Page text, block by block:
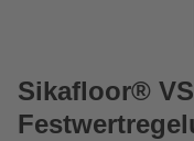
Sikafloor®